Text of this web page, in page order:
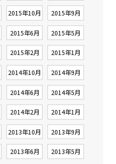
2015年10月 2015年9月
2015年6月 2015年5月
2015年2月 2015年1月
2014年10月 2014年9月
2014年6月 2014年5月
2014年2月 2014年1月
2013年10月 2013年9月
2013年6月 2013年5月